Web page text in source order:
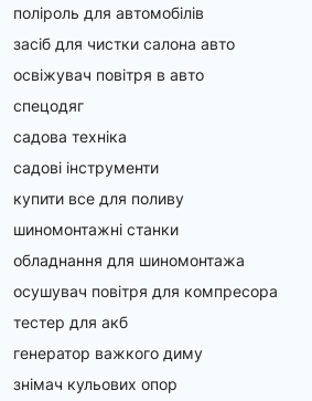
поліроль для автомобілів
засіб для чистки салона авто
освіжувач повітря в авто
спецодяг
садова техніка
садові інструменти
купити все для поливу
шиномонтажні станки
обладнання для шиномонтажа
осушувач повітря для компресора
тестер для акб
генератор важкого диму
знімач кульових опор